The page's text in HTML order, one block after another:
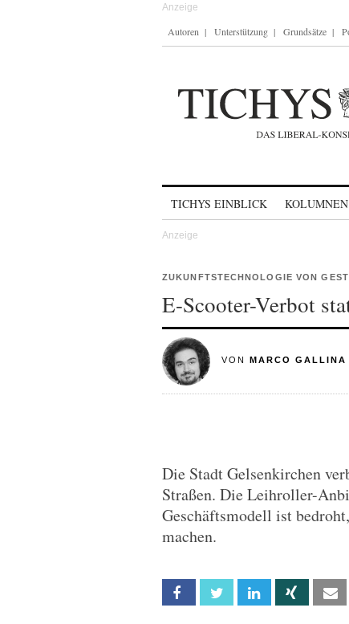
Autoren Unterstützung Grundsätze
TICHYS EINBLICK KOLUMNEN
ZUKUNFTSTECHNOLOGIE VON
E-Scooter-Verbot
VON MARCO GALLINA
Die Stadt Gelsenkirchen
Straßen. Die Leihroller-
Geschäftsmodell ist
machen.
Facebook Twitter Linkedin Xing